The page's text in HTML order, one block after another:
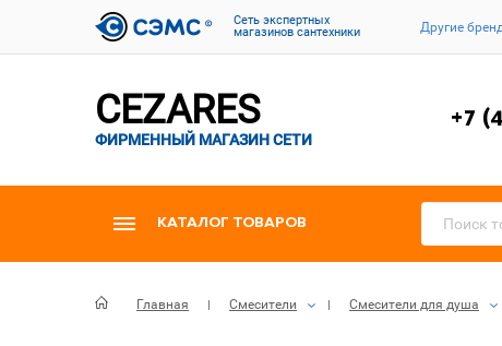
Cеть экспертных
магазинов сантехники
Другие
CEZARES
ФИРМЕННЫЙ МАГАЗИН СЕТИ
+7
КАТАЛОГ ТОВАРОВ
Главная Смесители Смесители для душа